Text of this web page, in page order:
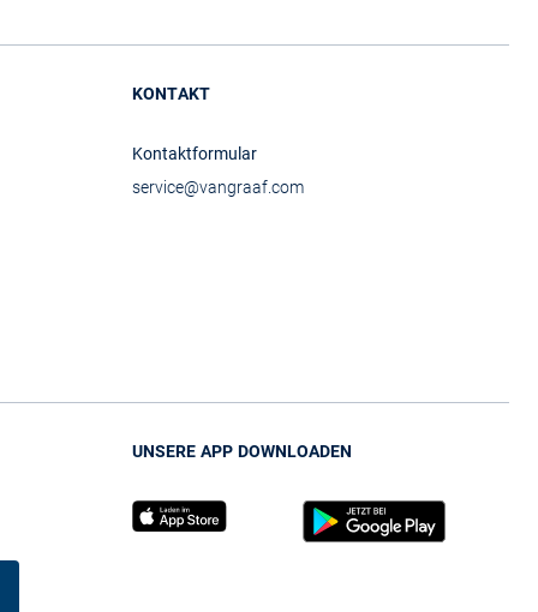
KONTAKT
Kontaktformular
service@vangraaf.com
UNSERE APP DOWNLOADEN